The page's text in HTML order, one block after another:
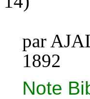
par
1892
Note